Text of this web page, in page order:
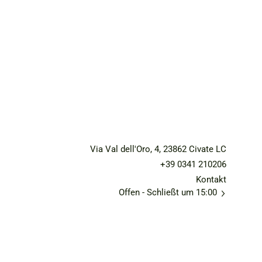
Via Val dell'Oro, 4, 23862 Civate LC
+39 0341 210206
Kontakt
Offen- Schließt um 15:00